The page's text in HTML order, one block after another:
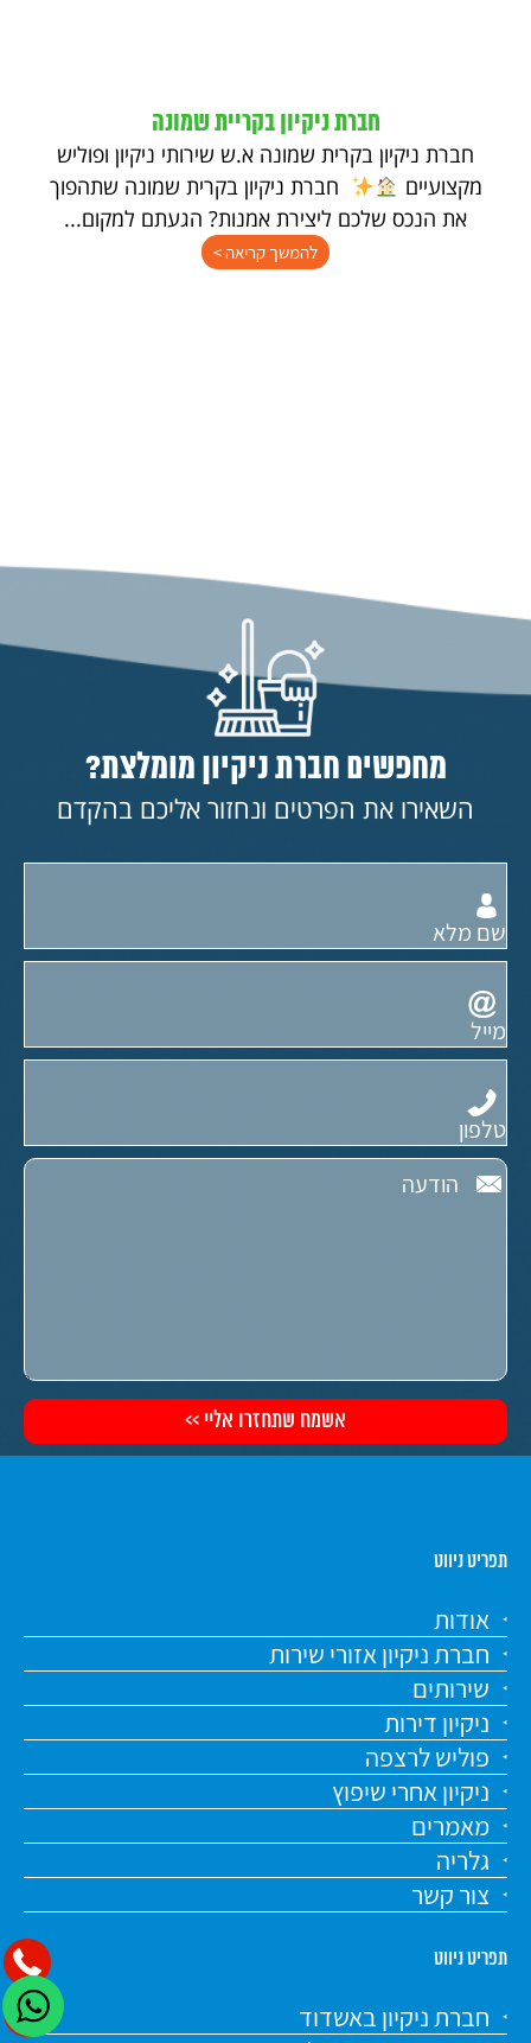
חברת ניקיון בקריית שמונה
חברת ניקיון בקרית שמונה א.ש שירותי ניקיון ופוליש
מקצועיים
חברת ניקיון בקרית שמונה שתהפוך
את הנכס שלכם ליצירת אמנות? הגעתם למקום...
להמשך קריאה >
מחפשים חברת ניקיון מומלצת?
השאירו את הפרטים ונחזור אליכם בהקדם
תפריט ניווט
אודות
חברת ניקיון אזורי שירות
שירותים
ניקיון דירות
פוליש לרצפה
ניקיון אחרי שיפוץ
מאמרים
גלריה
צור קשר
תפריט ניווט
חברת ניקיון באשדוד